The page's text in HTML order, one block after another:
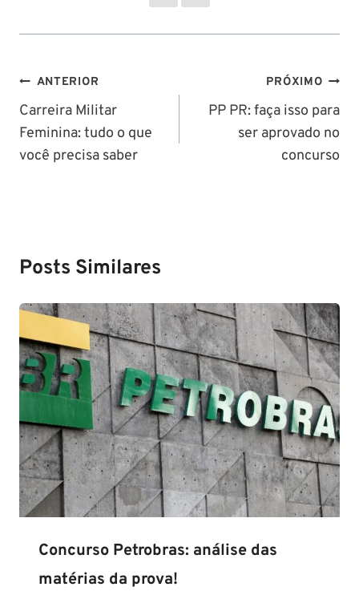
Navegação
de
Post
ANTERIOR
Carreira Militar
Feminina: tudo o que
você precisa saber
PRÓXIMO
PP PR: faça isso para
ser aprovado no
concurso
Posts Similares
Concurso Petrobras: análise das
matérias da prova!